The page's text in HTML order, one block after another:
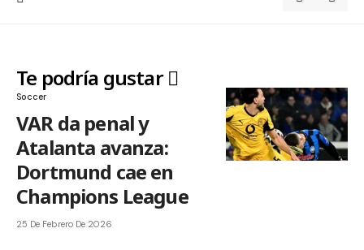
Te podría gustar
Soccer
VAR da penal y
Atalanta avanza:
Dortmund cae en
Champions League
25 De Febrero De 2026